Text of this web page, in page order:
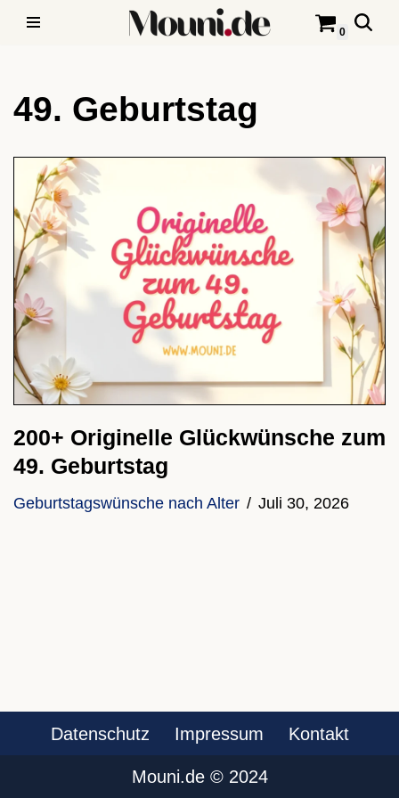
springen
0
49. Geburtstag
200+ Originelle Glückwünsche zum
49. Geburtstag
Geburtstagswünsche nach Alter Juli 30, 2026
Datenschutz Impressum Kontakt
Mouni.de ©️ 2024